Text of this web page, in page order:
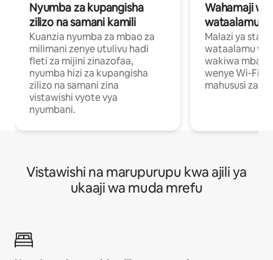
Nyumba za kupangisha
zilizo na samani kamili
Kuanzia nyumba za mbao za
milimani zenye utulivu hadi
fleti za mijini zinazofaa,
nyumba hizi za kupangisha
zilizo na samani zina
vistawishi vyote vya
nyumbani.
Wahamaji
wataalamu
Malazi ya
wataalamu
wakiwa mbali
wenye Wi-Fi
mahususi za
Vistawishi na marupurupu kwa ajili ya
ukaaji wa muda mrefu